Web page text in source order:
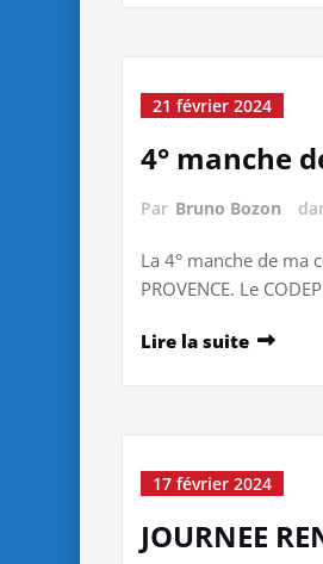
21 février 2024
4° manche
Par Bruno Bozon
La 4° manche de ma
PROVENCE. Le
Lire la suite
17 février 2024
JOURNEE